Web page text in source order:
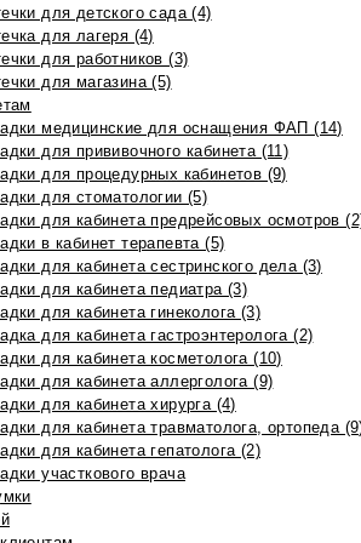
для детского сада (4)
для лагеря (4)
для работников (3)
для магазина (5)
медицинские для оснащения ФАП (14)
для прививочного кабинета (11)
для процедурных кабинетов (9)
для стоматологии (5)
для кабинета предрейсовых осмотров
в кабинет терапевта (5)
для кабинета сестринского дела (3)
для кабинета педиатра (3)
для кабинета гинеколога (3)
для кабинета гастроэнтеролога (2)
для кабинета косметолога (10)
для кабинета аллерголога (9)
для кабинета хирурга (4)
для кабинета травматолога, ортопеда
для кабинета гепатолога (2)
участкового врача